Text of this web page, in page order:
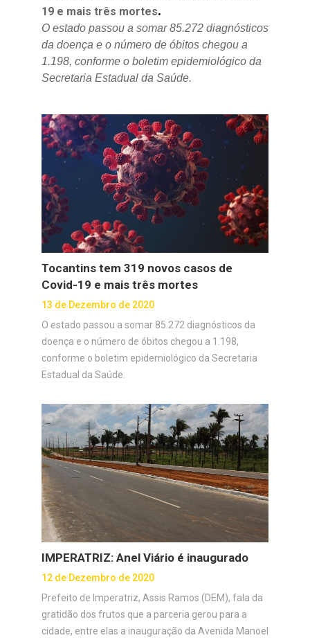
19 e mais três mortes.
O estado passou a somar 85.272 diagnósticos
da doença e o número de óbitos chegou a
1.198, conforme o boletim epidemiológico da
Secretaria Estadual da Saúde.
Tocantins tem 319 novos casos de
Covid-19 e mais três mortes
13 de Dezembro de 2020
O estado passou a somar 85.272 diagnósticos da
doença e o número de óbitos chegou a 1.198,
conforme o boletim epidemiológico da Secretaria
Estadual da Saúde.
IMPERATRIZ: Anel Viário é inaugurado
12 de Dezembro de 2020
Prefeito de Imperatriz, Assis Ramos (DEM), fala da
gratidão dos frutos que a parceria gerou para a
cidade, entre elas a inauguração da Avenida Manoel